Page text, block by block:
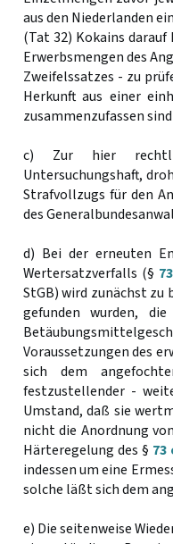
aus den Niederlanden
(Tat 32) Kokains
Erwerbsmengen des
Zweifelssatzes - zu
Herkunft aus einer
zusammenzufassen
c) Zur hier
Untersuchungshaft,
Strafvollzugs für den
des
d) Bei der erneuten
Wertersatzverfalls (§
StGB) wird zunächst zu
gefunden wurden,
Voraussetzungen des
sich dem
festzustellender -
Umstand, daß sie
nicht die Anordnung
Härteregelung des § 73
indessen um eine
solche läßt sich dem
e) Die seitenweise